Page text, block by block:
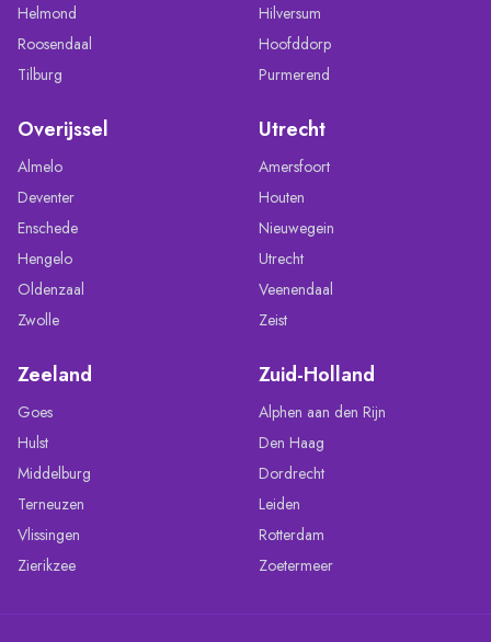
Helmond
Roosendaal
Tilburg
Hilversum
Hoofddorp
Purmerend
Overijssel
Almelo
Deventer
Enschede
Hengelo
Oldenzaal
Zwolle
Utrecht
Amersfoort
Houten
Nieuwegein
Utrecht
Veenendaal
Zeist
Zeeland
Goes
Hulst
Middelburg
Terneuzen
Vlissingen
Zierikzee
Zuid-Holland
Alphen aan den Rijn
Den Haag
Dordrecht
Leiden
Rotterdam
Zoetermeer